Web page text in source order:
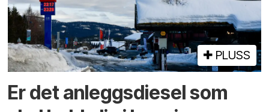
PLUSS
Er det anleggsdiesel som